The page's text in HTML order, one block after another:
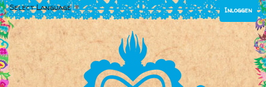
Inloggen
Select Language ▼